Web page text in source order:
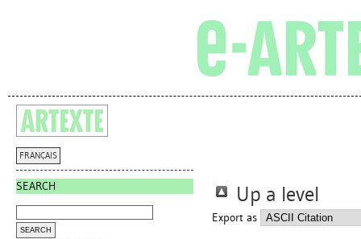
FRANÇAIS
SEARCH Up a level
Export as